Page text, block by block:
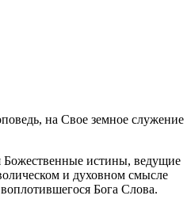
на Свое земное служение
Божественные истины, ведущие
и духовном смысле
Бога Слова.